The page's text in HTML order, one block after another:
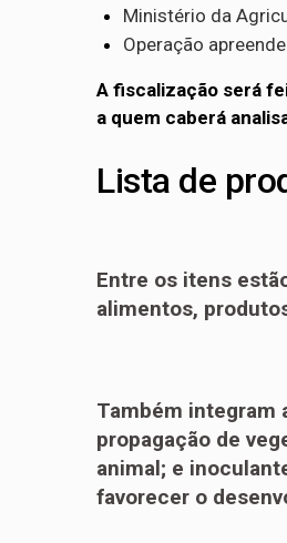
Ministério da
Operação
A fiscalização será
a quem caberá
Lista de
Entre os itens
alimentos,
Também integram
propagação de
animal; e
favorecer o